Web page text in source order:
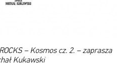
– Kosmos cz. 2. – zaprasza
Kukawski